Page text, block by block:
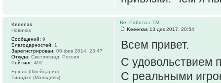
Re: Работа с ТМ.
Keeenas 13 дек 2017, 20:54
Всем привет.
С удовольствием
С реальными
Keeenas
Новичок
Сообщений: 9
Благодарностей: 1
Зарегистрирован: 08 фев 2014, 23:47
Откуда: Светлоград, Россия
Рейтинг: 492
Брюль (Швейцария)
Тинадхо (Мальдивы)